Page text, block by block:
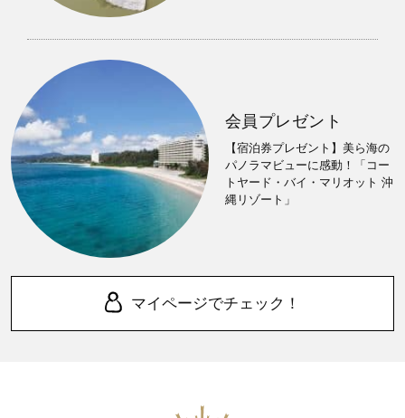
会員プレゼント
【宿泊券プレゼント】美ら海の
パノラマビューに感動！「コー
トヤード・バイ・マリオット 沖
縄リゾート」
マイページでチェック！